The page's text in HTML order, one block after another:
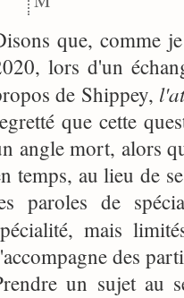
que, comme
lors d'un
de Shippey,
que cette
angle mort, alors
temps, au lieu de
paroles de
mais
des
un sujet au